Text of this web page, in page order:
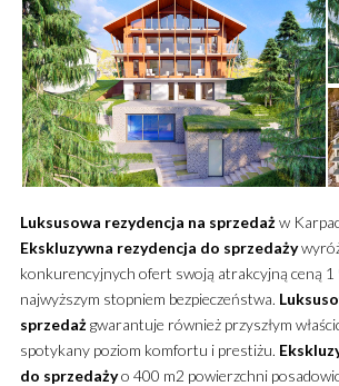
Luksusowa rezydencja na sprzedażw
Ekskluzywna rezydencja do sprzedaży
konkurencyjnych ofert swoją atrakcyjną ceną 1
najwyższym stopniem bezpieczeństwa.
sprzedażgwarantuje również przyszłym
spotykany poziom komfortu i prestiżu.
do sprzedażyo 400 m2 powierzchni